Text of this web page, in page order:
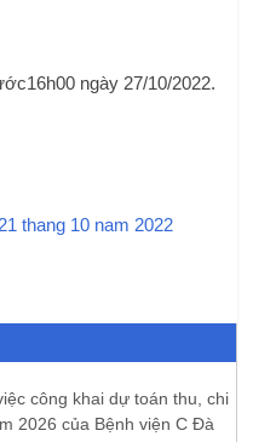
ngày 27/10/2022.
thang 10 nam 2022
công khai dự toán thu, chi
2026 của Bệnh viện C Đà